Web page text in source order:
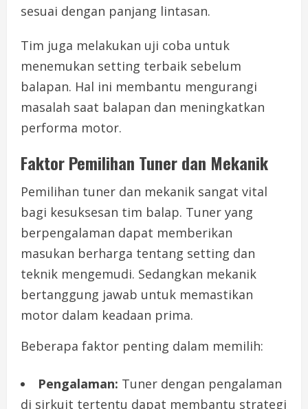
sesuai dengan panjang lintasan.
Tim juga melakukan uji coba untuk
menemukan setting terbaik sebelum
balapan. Hal ini membantu mengurangi
masalah saat balapan dan meningkatkan
performa motor.
Faktor Pemilihan Tuner dan Mekanik
Pemilihan tuner dan mekanik sangat vital
bagi kesuksesan tim balap. Tuner yang
berpengalaman dapat memberikan
masukan berharga tentang setting dan
teknik mengemudi. Sedangkan mekanik
bertanggung jawab untuk memastikan
motor dalam keadaan prima.
Beberapa faktor penting dalam memilih:
Pengalaman: Tuner dengan pengalaman
di sirkuit tertentu dapat membantu strategi